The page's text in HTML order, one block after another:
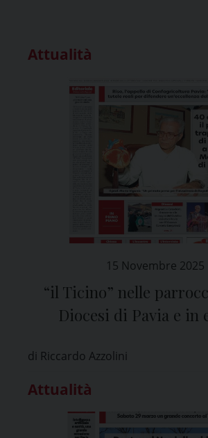
Attualità
15 Novembre 2025
“il Ticino” nelle
Diocesi di Pavia e in
di Riccardo Azzolini
Attualità